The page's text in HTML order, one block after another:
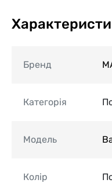
Бренд
Категорія
Модель
Колір